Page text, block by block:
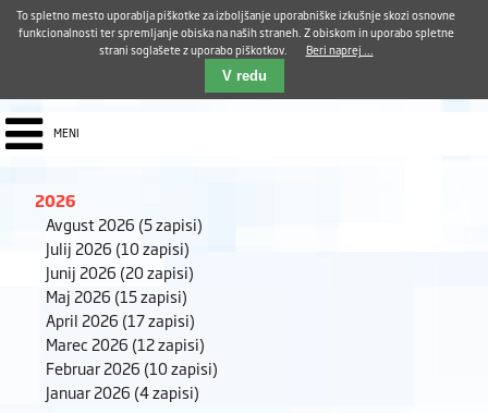
E-pošta ZUDV
Iskalnik
MENI
2026
Avgust 2026 (5 zapisi)
Julij 2026 (10 zapisi)
Junij 2026 (20 zapisi)
Maj 2026 (15 zapisi)
April 2026 (17 zapisi)
Marec 2026 (12 zapisi)
Februar 2026 (10 zapisi)
Januar 2026 (4 zapisi)
To spletno mesto uporablja piškotke za izboljšanje uporabniške izkušnje skozi osnovne
funkcionalnosti ter spremljanje obiska na naših straneh. Z obiskom in uporabo spletne
strani soglašete z uporabo piškotkov.
Beri naprej ...
V redu